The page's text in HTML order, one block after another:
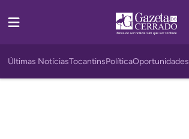
Últimas NotíciasTocantinsPolíticaOportunidades